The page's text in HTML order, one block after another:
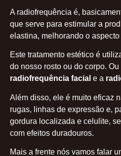
A radiofrequência é,
que serve para estimular a
elastina, melhorando o
Este tratamento estético é
do nosso rosto ou do corpo.
radiofrequência facial e a
Além disso, ele é muito eficaz
rugas, linhas de expressão e,
gordura localizada e celulite,
com efeitos duradouros.
Mais a frente nós vamos falar